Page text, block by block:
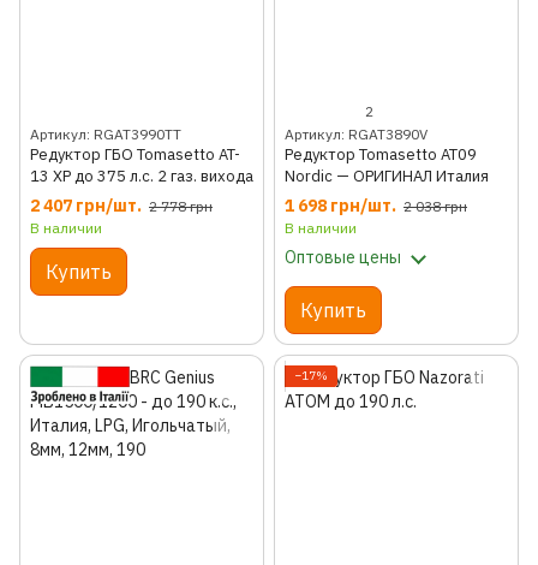
Артикул: RGAT3990TT
Редуктор ГБО Tomasetto AT-
13 XP до 375 л.с. 2 газ. вихода
2 407 грн/шт. 2 778 грн
В наличии
Купить
2
Артикул: RGAT3890V
Редуктор Tomasetto AT09
Nordic — ОРИГИНАЛ Италия
1 698 грн/шт. 2 038 грн
В наличии
Оптовые цены
Купить
−17%